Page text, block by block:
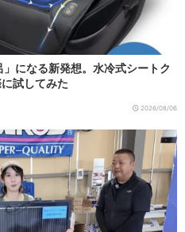
になる新発想。水冷式シートク
試してみた
2026/08/06